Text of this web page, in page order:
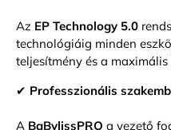
Az EP Technology 5.0
technológiáig minden
teljesítmény és a
✔ Professzionális
A BaBylissPRO a vezető